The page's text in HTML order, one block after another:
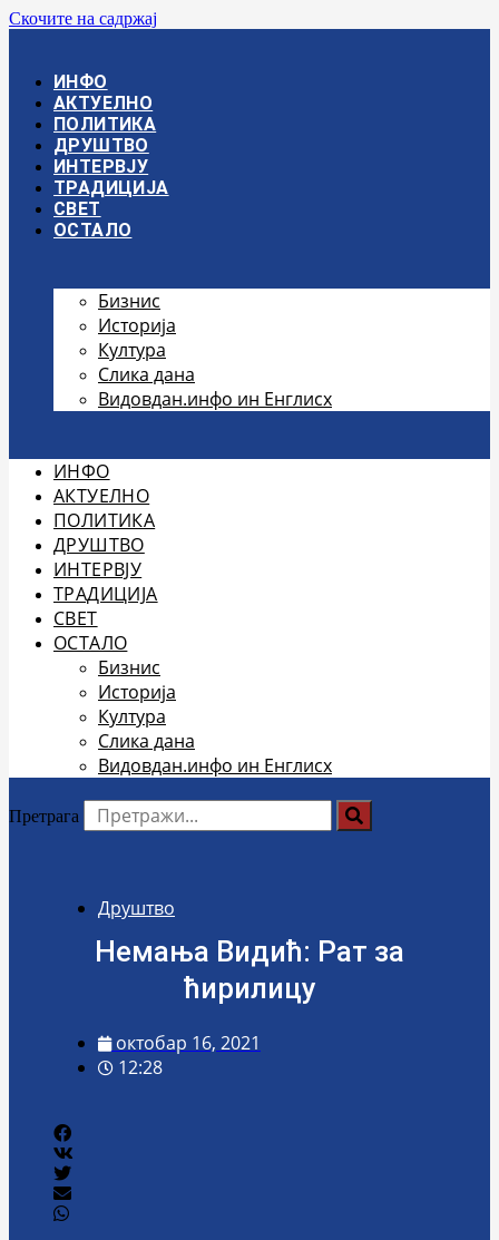
Скочите на садржај
ИНФО
АКТУЕЛНО
ПОЛИТИКА
ДРУШТВО
ИНТЕРВЈУ
ТРАДИЦИЈА
СВЕТ
ОСТАЛО
Бизнис
Историја
Култура
Слика дана
Видовдан.инфо ин Енглисх
ИНФО
АКТУЕЛНО
ПОЛИТИКА
ДРУШТВО
ИНТЕРВЈУ
ТРАДИЦИЈА
СВЕТ
ОСТАЛО
Бизнис
Историја
Култура
Слика дана
Видовдан.инфо ин Енглисх
Претрага
Друштво
Немања Видић: Рат за
ћирилицу
октобар 16, 2021
12:28